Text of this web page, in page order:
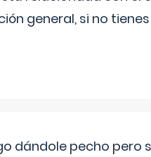
general, si no
dándole pecho